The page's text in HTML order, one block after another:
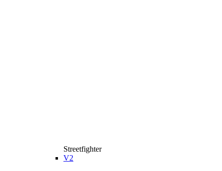
Streetfighter
V2